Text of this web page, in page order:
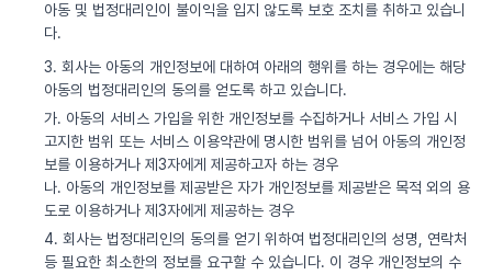
아동 및 법정대리인이 불이익을 입지 않도록 보호 조치를 취하고 있습니
다.
3. 회사는 아동의 개인정보에 대하여 아래의 행위를 하는 경우에는 해당
아동의 법정대리인의 동의를 얻도록 하고 있습니다.
가. 아동의 서비스 가입을 위한 개인정보를 수집하거나 서비스 가입 시
고지한 범위 또는 서비스 이용약관에 명시한 범위를 넘어 아동의 개인정
보를 이용하거나 제3자에게 제공하고자 하는 경우
나. 아동의 개인정보를 제공받은 자가 개인정보를 제공받은 목적 외의 용
도로 이용하거나 제3자에게 제공하는 경우
4. 회사는 법정대리인의 동의를 얻기 위하여 법정대리인의 성명, 연락처
등 필요한 최소한의 정보를 요구할 수 있습니다. 이 경우 개인정보의 수